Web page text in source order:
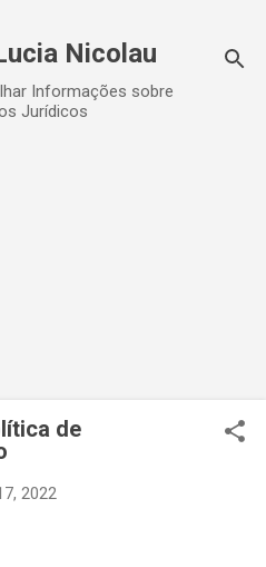
Nicolau
Informações sobre
Jurídicos
de
2022